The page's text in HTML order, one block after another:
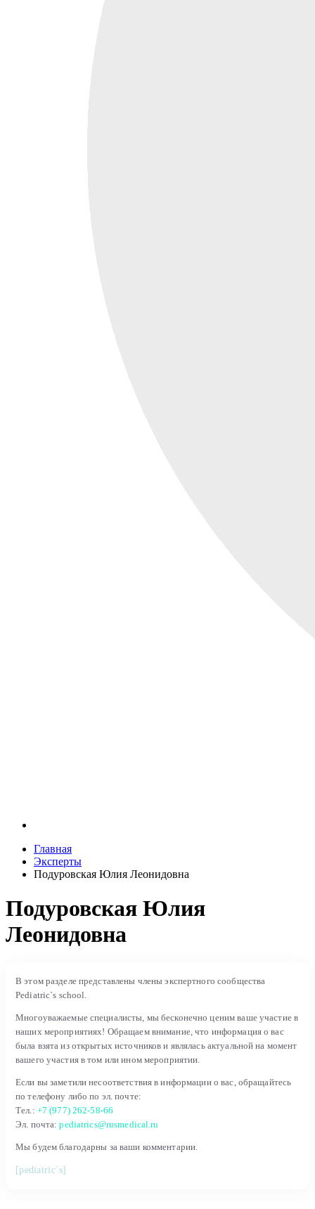
Главная
Эксперты
Подуровская Юлия Леонидовна
Подуровская Юлия
Леонидовна
В этом разделе представлены члены экспертного сообщества
Pediatric`s school.
Многоуважаемые специалисты, мы бесконечно ценим ваше участие в
наших мероприятиях! Обращаем внимание, что информация о вас
была взята из открытых источников и являлась актуальной на момент
вашего участия в том или ином мероприятии.
Если вы заметили несоответствия в информации о вас, обращайтесь
по телефону либо по эл. почте:
Тел.: +7 (977) 262-58-66
Эл. почта:pediatrics@rusmedical.ru
Мы будем благодарны за ваши комментарии.
[pediatric`s]